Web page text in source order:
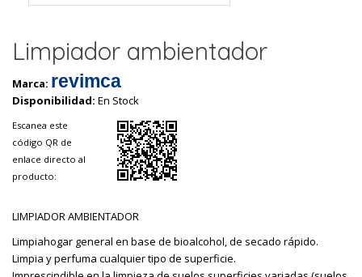
Limpiador ambientador
Marca: revimca
Disponibilidad: En Stock
Escanea este
código QR de
enlace directo al
producto:
LIMPIADOR AMBIENTADOR
Limpiahogar general en base de bioalcohol, de secado rápido.
Limpia y perfuma cualquier tipo de superficie.